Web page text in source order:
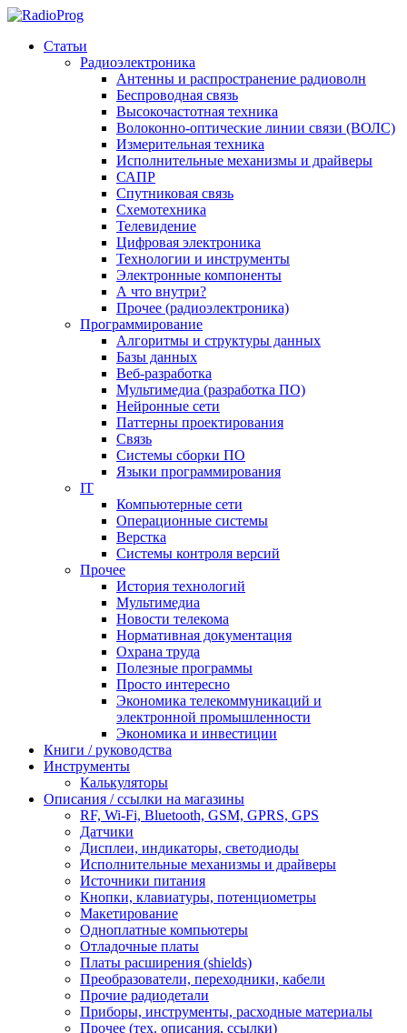
Статьи
Радиоэлектроника
Антенны и распространение радиоволн
Беспроводная связь
Высокочастотная техника
Волоконно-оптические линии связи (ВОЛС)
Измерительная техника
Исполнительные механизмы и драйверы
САПР
Спутниковая связь
Схемотехника
Телевидение
Цифровая электроника
Технологии и инструменты
Электронные компоненты
А что внутри?
Прочее (радиоэлектроника)
Программирование
Алгоритмы и структуры данных
Базы данных
Веб-разработка
Мультимедиа (разработка ПО)
Нейронные сети
Паттерны проектирования
Связь
Системы сборки ПО
Языки программирования
IT
Компьютерные сети
Операционные системы
Верстка
Системы контроля версий
Прочее
История технологий
Мультимедиа
Новости телекома
Нормативная документация
Охрана труда
Полезные программы
Просто интересно
Экономика телекоммуникаций и
электронной промышленности
Экономика и инвестиции
Книги / руководства
Инструменты
Калькуляторы
Описания / ссылки на магазины
RF, Wi-Fi, Bluetooth, GSM, GPRS, GPS
Датчики
Дисплеи, индикаторы, светодиоды
Исполнительные механизмы и драйверы
Источники питания
Кнопки, клавиатуры, потенциометры
Макетирование
Одноплатные компьютеры
Отладочные платы
Платы расширения (shields)
Преобразователи, переходники, кабели
Прочие радиодетали
Приборы, инструменты, расходные материалы
Прочее (тех. описания, ссылки)